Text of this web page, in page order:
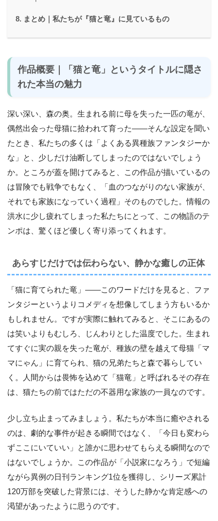
まとめ｜私たちが『猫と竜』に見ているもの
作品概要｜「猫と竜」というタイトルに隠さ
れた本当の魅力
深い深い、森の奥。生まれる前に母を失った一匹の竜が、
偶然出会った母猫に拾われて育った――そんな設定を聞い
たとき、私たちの多くは「よくある異種族ファンタジーか
な」と、少しだけ油断してしまったのではないでしょう
か。ところが蓋を開けてみると、この作品が描いているの
は冒険でも戦争でもなく、「血のつながりのない家族が、
それでも家族になっていく過程」そのものでした。情報の
洪水に少し疲れてしまった私たちにとって、この物語のテ
ンポは、驚くほど優しく寄り添ってくれます。
あらすじだけでは伝わらない、静かな癒しの正体
「猫に育てられた竜」――このワードだけを見ると、ファ
ンタジーというよりコメディを想像してしまう方もいるか
もしれません。ですが実際に触れてみると、そこにあるの
は笑いよりもむしろ、じんわりとした温度でした。生まれ
てすぐに実の親を失った竜が、種族の壁を越えて母猫「マ
マにゃん」に育てられ、猫の兄弟たちと森で暮らしてい
く。人間からは畏怖を込めて「猫竜」と呼ばれるその存在
は、猫たちの前ではただの不器用な家族の一員なのです。
少し立ち止まってみましょう。私たちが本当に癒やされる
のは、劇的な事件が起きる瞬間ではなく、「今日も変わら
ずここにいていい」と誰かに思わせてもらえる瞬間なので
はないでしょうか。この作品が「小説家になろう」で短編
ながら異例の日刊ランキング1位を獲得し、シリーズ累計
120万部を突破した背景には、そうした静かな肯定感への
渇望があったように思うのです。